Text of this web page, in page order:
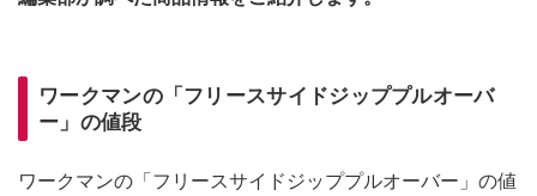
ワークマンの「フリースサイドジッププルオーバ
ー」の値段
ワークマンの「フリースサイドジッププルオーバー」の値